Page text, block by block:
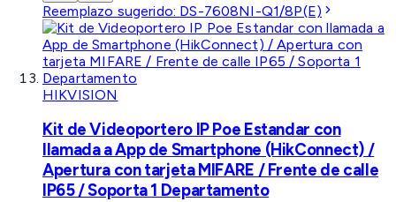
Reemplazo sugerido: DS-7608NI-Q1/8P(E)
HIKVISION
Kit de Videoportero IP Poe Estandar con
llamada a App de Smartphone (HikConnect) /
Apertura con tarjeta MIFARE / Frente de calle
IP65 / Soporta 1 Departamento